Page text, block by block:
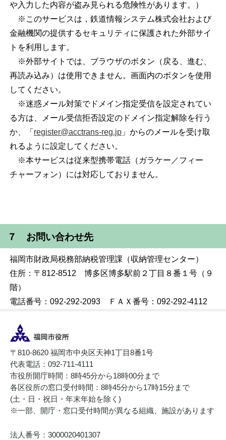
や入力した内容が盗み見られる危険性があります。）
※このサービスは，鉄道情報システム株式会社および
金融機関の提供するセキュリティに保護された外部サイ
トを利用します。
※外部サイトでは、ブラウザのボタン（戻る、進む、
再読み込み）は使用できません。画面内のボタンを使用
してください。
※迷惑メール対策でドメイン指定受信を設定されてい
る方は、メール受信拒否設定のドメイン指定解除を行う
か、「 register@acctrans-reg.jp 」からのメールを受け取
れるように設定してください。
※本サービスは従来型携帯電話（ガラケー／フィー
チャーフォン）には対応しておりません。
７ お問い合わせ先
福岡市財政局税務部納税管理課（収納管理センター）
住所：〒812-8512 博多区博多駅前２丁目８番１号（９
階）
電話番号：092-292-2093 ＦＡＸ番号：092-292-4112
〒810-8620 福岡市中央区天神1丁目8番1号
代表電話：092-711-4111
市役所開庁時間：8時45分から18時00分まで
各区役所の窓口受付時間：8時45分から17時15分まで
(土・日・祝日・年末年始を除く)
※一部、開庁・窓口受付時間が異なる組織、施設があります
法人番号：3000020401307